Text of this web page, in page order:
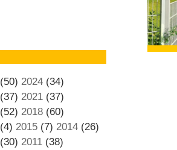
(50) 2024 (34)
(37) 2021 (37)
(52) 2018 (60)
(4) 2015 (7) 2014 (26)
(30) 2011 (38)